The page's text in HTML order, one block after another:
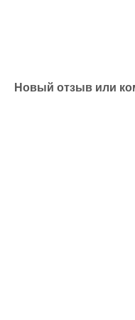
Новый отзыв или